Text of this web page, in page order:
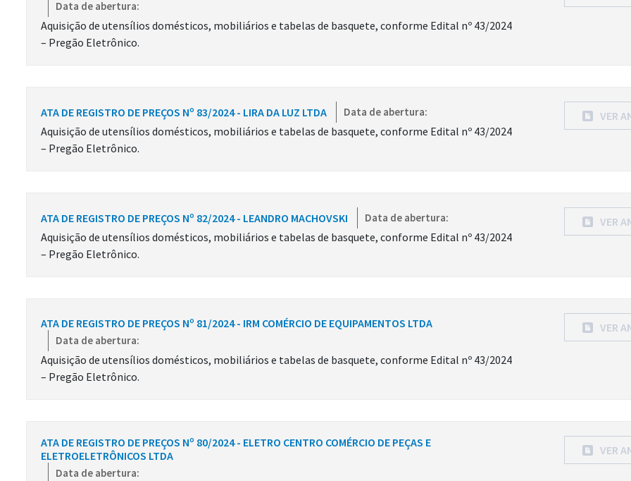
Data de abertura:
Aquisição de utensílios domésticos, mobiliários e tabelas de basquete, conforme Edital nº 43/2024
– Pregão Eletrônico.
ATA DE REGISTRO DE PREÇOS Nº 83/2024 - LIRA DA LUZ LTDA Data de abertura:
Aquisição de utensílios domésticos, mobiliários e tabelas de basquete, conforme Edital nº 43/2024
– Pregão Eletrônico.
VER
ATA DE REGISTRO DE PREÇOS Nº 82/2024 - LEANDRO MACHOVSKI Data de abertura:
Aquisição de utensílios domésticos, mobiliários e tabelas de basquete, conforme Edital nº 43/2024
– Pregão Eletrônico.
VER
ATA DE REGISTRO DE PREÇOS Nº 81/2024 - IRM COMÉRCIO DE EQUIPAMENTOS LTDA
Data de abertura:
Aquisição de utensílios domésticos, mobiliários e tabelas de basquete, conforme Edital nº 43/2024
– Pregão Eletrônico.
VER
ATA DE REGISTRO DE PREÇOS Nº 80/2024 - ELETRO CENTRO COMÉRCIO DE PEÇAS E
ELETROELETRÔNICOS LTDA
Data de abertura:
VER